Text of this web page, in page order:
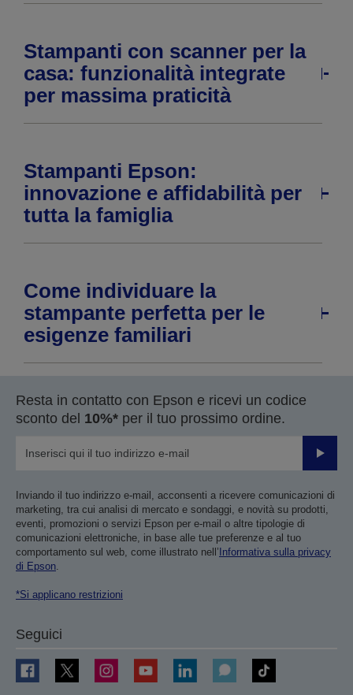
Stampanti con scanner per la
casa: funzionalità integrate
per massima praticità
Stampanti Epson:
innovazione e affidabilità per
tutta la famiglia
Come individuare la
stampante perfetta per le
esigenze familiari
Resta in contatto con Epson e ricevi un codice
sconto del 10%* per il tuo prossimo ordine.
Invia
Inviando il tuo indirizzo e-mail, acconsenti a ricevere comunicazioni di
marketing, tra cui analisi di mercato e sondaggi, e novità su prodotti,
eventi, promozioni o servizi Epson per e-mail o altre tipologie di
comunicazioni elettroniche, in base alle tue preferenze e al tuo
comportamento sul web, come illustrato nell’ Informativa sulla privacy
di Epson.
*Si applicano restrizioni
Seguici